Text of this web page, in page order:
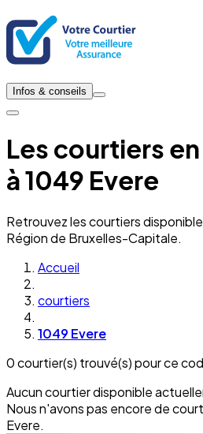
Infos & conseils
Les courtiers
à 1049 Evere
Retrouvez les courtiers
Région de Bruxelles-Capitale.
Accueil
courtiers
1049 Evere
0 courtier(s) trouvé(s) pour ce
Aucun courtier disponible
Nous n'avons pas encore de
Evere.